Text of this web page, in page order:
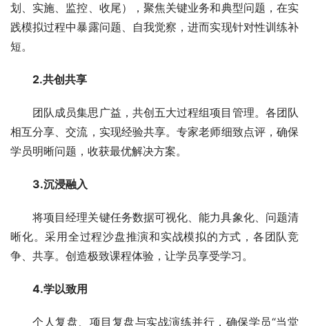
划、实施、监控、收尾），聚焦关键业务和典型问题，在实
践模拟过程中暴露问题、自我觉察，进而实现针对性训练补
短。
2.共创共享
团队成员集思广益，共创五大过程组项目管理。各团队
相互分享、交流，实现经验共享。专家老师细致点评，确保
学员明晰问题，收获最优解决方案。
3.沉浸融入
将项目经理关键任务数据可视化、能力具象化、问题清
晰化。采用全过程沙盘推演和实战模拟的方式，各团队竞
争、共享。创造极致课程体验，让学员享受学习。
4.学以致用
个人复盘、项目复盘与实战演练并行，确保学员“当堂